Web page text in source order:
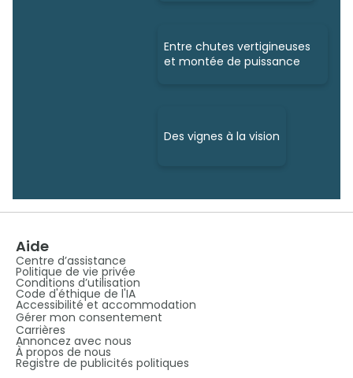
Entre chutes vertigineuses
et montée de puissance
Des vignes à la vision
Aide
Centre d’assistance
Politique de vie privée
Conditions d’utilisation
Code d'éthique de l'IA
Accessibilité et accommodation
Gérer mon consentement
Carrières
Annoncez avec nous
À propos de nous
Registre de publicités politiques